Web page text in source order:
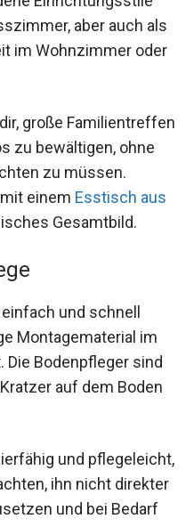
aber auch als
im Wohnzimmer oder
große Familientreffen
zu bewältigen, ohne
zu müssen.
einem Esstisch aus
Gesamtbild.
und schnell
Montagematerial im
Bodenpfleger sind
auf dem Boden
und pflegeleicht,
ihn nicht direkter
und bei Bedarf